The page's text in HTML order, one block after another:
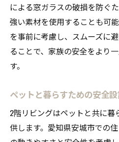
による窓ガラスの破損を防ぐ
強い素材を使用することも可
を事前に考慮し、スムーズに
ることで、家族の安全をより
す。
ペットと暮らすための安全
2階リビングはペットと共に
供します。愛知県安城市での